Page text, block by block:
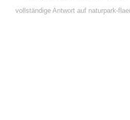
vollständige Antwort auf naturpark-